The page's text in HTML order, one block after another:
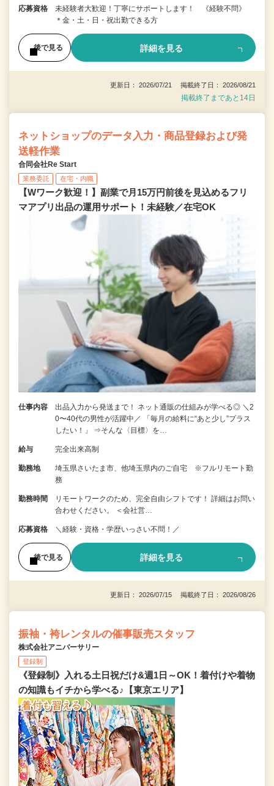
応募資格
未経験者大歓迎！丁寧にサポートします！ 《経験不問》
＊金・土・日・祝出勤できる方
後で見る 詳細を見る
更新日： 2026/07/21 掲載終了日： 2026/08/21
掲載終了まであと14日
ネットショップのデータ入力・商品登録および発
送軽作業
合同会社Re Start
業務委託 在宅・内職
【Wワーク歓迎！】副業で月15万円前後を見込めるフリ
マアプリ出品の運用サポート！未経験／在宅OK
仕事内容
出品入力から発送まで！ ネット通販の仕組みが学べる◎ ＼2
0〜40代の男性が活躍中／ 「毎月の給料に“あと少し”プラス
したい！」 ⇒そんな〈目標〉を…
給与 完全出来高制
勤務地
埼玉県さいたま市、他埼玉県内のご自宅 ※フルリモート勤
務
勤務時間
リモートワークのため、完全自由シフトです！ 詳細はお問い
合わせください。 ＜会社営…
応募資格 ＼経験・資格・学歴いっさい不問！／
後で見る 詳細を見る
更新日： 2026/07/15 掲載終了日： 2026/08/26
振袖・袴レンタルの催事販売スタッフ
株式会社アニバーサリー
登録制
《登録制》入れる土日祝だけ&週1日～OK！着付けや着物
の知識もイチから学べる♪【東京エリア】